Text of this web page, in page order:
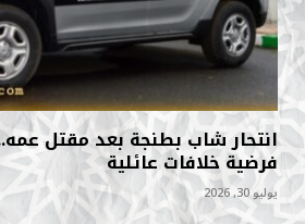
انتحار شاب بطنجة بعد مقتل
فرضية خلافات عائلية
يوليو 30, 2026